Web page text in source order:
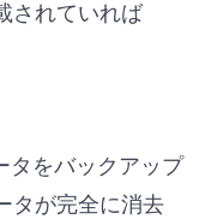
されていれば
タをバックアップ
タが完全に消去